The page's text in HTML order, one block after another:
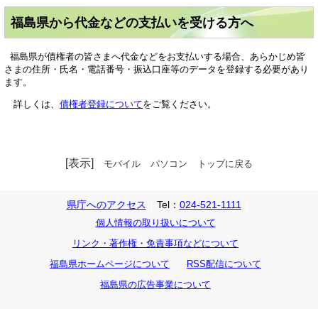
福島県から代金などの支払いを受ける方へ
福島県が債権者の皆さまへ代金などをお支払いする場合、あらかじめ皆
さまの住所・氏名・電話番号・振込口座等のデータを登録する必要があり
ます。
詳しくは、 債権者登録についてをご覧ください。
[表示] モバイル パソコン トップに戻る
県庁へのアクセス Tel： 024-521-1111
個人情報の取り扱いについて
リンク・著作権・免責事項などについて
福島県ホームページについて
RSS配信について
福島県の広告事業について